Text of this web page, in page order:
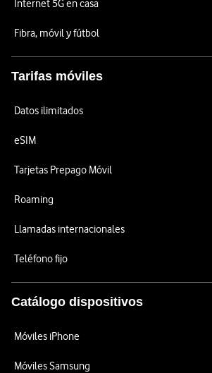
Internet 5G en casa
Fibra, móvil y fútbol
Tarifas móviles
Datos ilimitados
eSIM
Tarjetas Prepago Móvil
Roaming
Llamadas internacionales
Teléfono fijo
Catálogo dispositivos
Móviles iPhone
Móviles Samsung